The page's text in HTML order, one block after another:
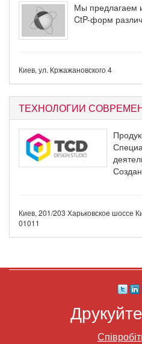
Мы предлагаем
CtP-форм
Киев, ул. Кржажановского 4
ТЕХНОЛОГИИ
Киев, 201/203 Харьковское шоссе
01011